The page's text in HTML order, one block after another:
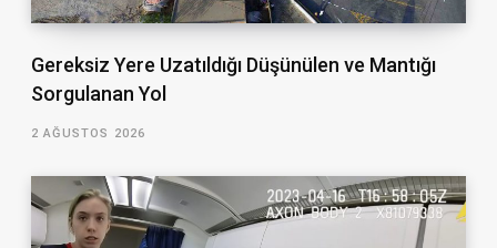
Gereksiz Yere Uzatıldığı Düşünülen ve Mantığı
Sorgulanan Yol
2 AĞUSTOS 2026